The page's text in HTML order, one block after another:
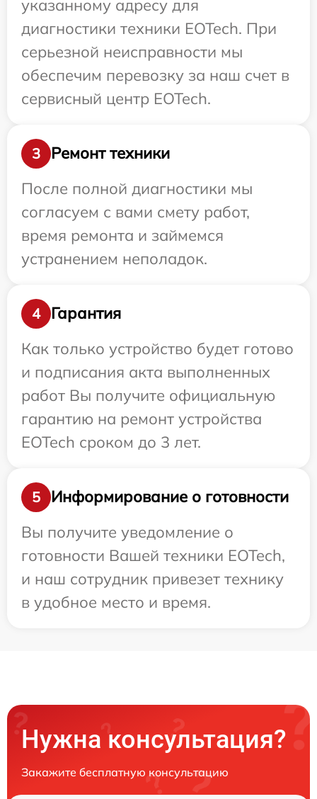
указанному адресу для
диагностики техники EOTech. При
серьезной неисправности мы
обеспечим перевозку за наш счет в
сервисный центр EOTech.
3
Ремонт техники
После полной диагностики мы
согласуем с вами смету работ,
время ремонта и займемся
устранением неполадок.
4
Гарантия
Как только устройство будет готово
и подписания акта выполненных
работ Вы получите официальную
гарантию на ремонт устройства
EOTech сроком до 3 лет.
5
Информирование о готовности
Вы получите уведомление о
готовности Вашей техники EOTech,
и наш сотрудник привезет технику
в удобное место и время.
Нужна консультация?
Закажите бесплатную консультацию